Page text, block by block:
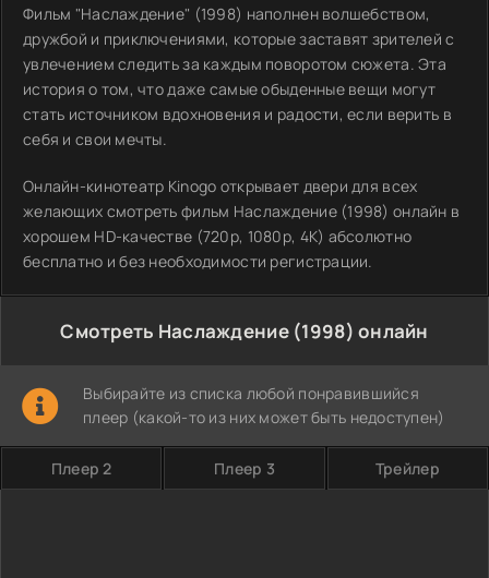
Фильм "Наслаждение" (1998) наполнен волшебством,
дружбой и приключениями, которые заставят зрителей с
увлечением следить за каждым поворотом сюжета. Эта
история о том, что даже самые обыденные вещи могут
стать источником вдохновения и радости, если верить в
себя и свои мечты.
Онлайн-кинотеатр Kinogo открывает двери для всех
желающих смотреть фильм Наслаждение (1998) онлайн в
хорошем HD-качестве (720p, 1080p, 4K) абсолютно
бесплатно и без необходимости регистрации.
Смотреть Наслаждение (1998) онлайн
Выбирайте из списка любой понравившийся
плеер (какой-то из них может быть недоступен)
Плеер 2 Плеер 3 Трейлер